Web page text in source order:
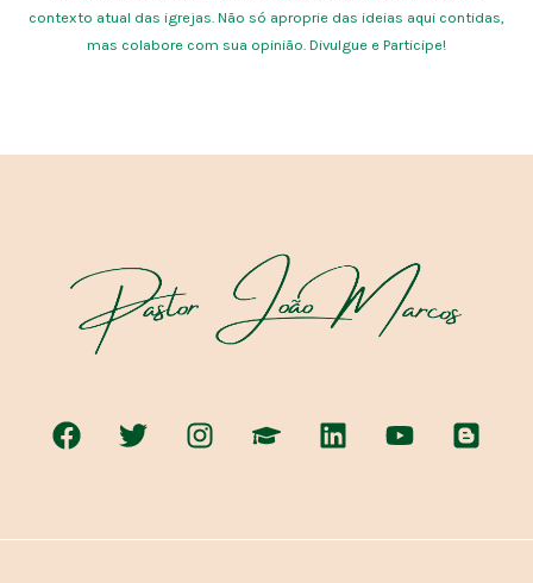
contexto atual das igrejas. Não só aproprie das ideias aqui contidas,
mas colabore com sua opinião. Divulgue e Participe!